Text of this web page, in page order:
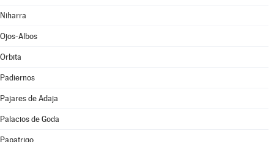
Niharra
Ojos-Albos
Orbita
Padiernos
Pajares de Adaja
Palacios de Goda
Papatrigo